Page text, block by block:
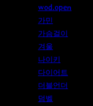
wod.open
가민
가슴걸이
겨울
나이키
다이어트
더블언더
덤벨